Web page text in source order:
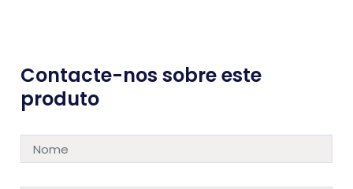
Contacte-nos sobre este
produto